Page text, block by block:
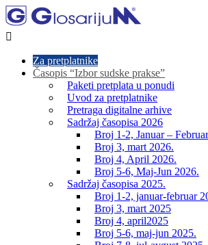

Za pretplatnike
Časopis “Izbor sudske prakse”
Paketi pretplata u ponudi
Uvod za pretplatnike
Pretraga digitalne arhive
Sadržaj časopisa 2026
Broj 1-2, Januar –
Broj 3, mart 2026.
Broj 4, April 2026.
Broj 5-6, Maj-Jun 2026.
Sadržaj časopisa 2025.
Broj 1-2, januar-februar
Broj 3, mart 2025
Broj 4, april2025
Broj 5-6, maj-jun 2025.